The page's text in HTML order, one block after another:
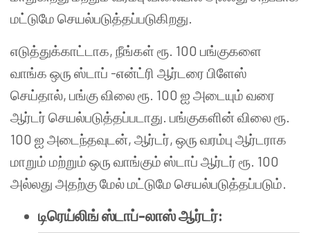
மட்டுமே செயல்படுத்தப்படுகிறது.
எடுத்துக்காட்டாக, நீங்கள் ரூ. 100 பங்குகளை
வாங்க ஒரு ஸ்டாப் -என்ட்ரி ஆர்டரை பிளேஸ்
செய்தால், பங்கு விலை ரூ. 100 ஐ அடையும் வரை
ஆர்டர் செயல்படுத்தப்படாது. பங்குகளின் விலை ரூ.
100 ஐ அடைந்தவுடன், ஆர்டர், ஒரு வரம்பு ஆர்டராக
மாறும் மற்றும் ஒரு வாங்கும் ஸ்டாப் ஆர்டர் ரூ. 100
அல்லது அதற்கு மேல் மட்டுமே செயல்படுத்தப்படும்.
டிரெய்லிங் ஸ்டாப்-லாஸ் ஆர்டர்: